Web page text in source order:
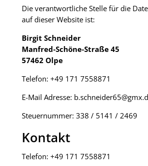
Die verantwortliche Stelle für die
auf dieser Website ist:
Birgit Schneider
Manfred-Schöne-Straße 45
57462 Olpe
Telefon: +49 171 7558871
E-Mail Adresse:
Steuernummer: 338 / 5141 / 2469
Kontakt
Telefon: +49 171 7558871